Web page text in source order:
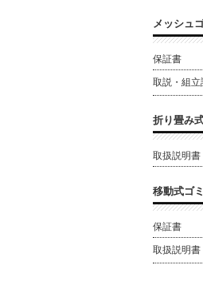
メッシュ
保証書
取説・組立
折り畳み
取扱説明書
移動式ゴ
保証書
取扱説明書